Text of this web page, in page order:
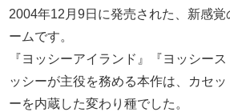
2004年12月9日に発売された、新感
ームです。
『ヨッシーアイランド』『ヨッシー
ッシーが主役を務める本作は、カセ
ーを内蔵した変わり種でした。